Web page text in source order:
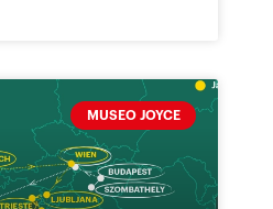
MUSEO JOYCE